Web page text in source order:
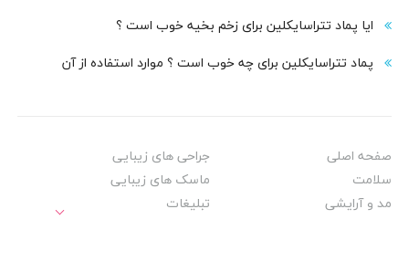
ایا پماد تتراسایکلین برای زخم بخیه خوب است ؟
پماد تتراسایکلین برای چه خوب است ؟ موارد استفاده از آن
صفحه اصلی
جراحی های زیبایی
سلامت
ماسک های زیبایی
مد و آرایشی
تبلیغات